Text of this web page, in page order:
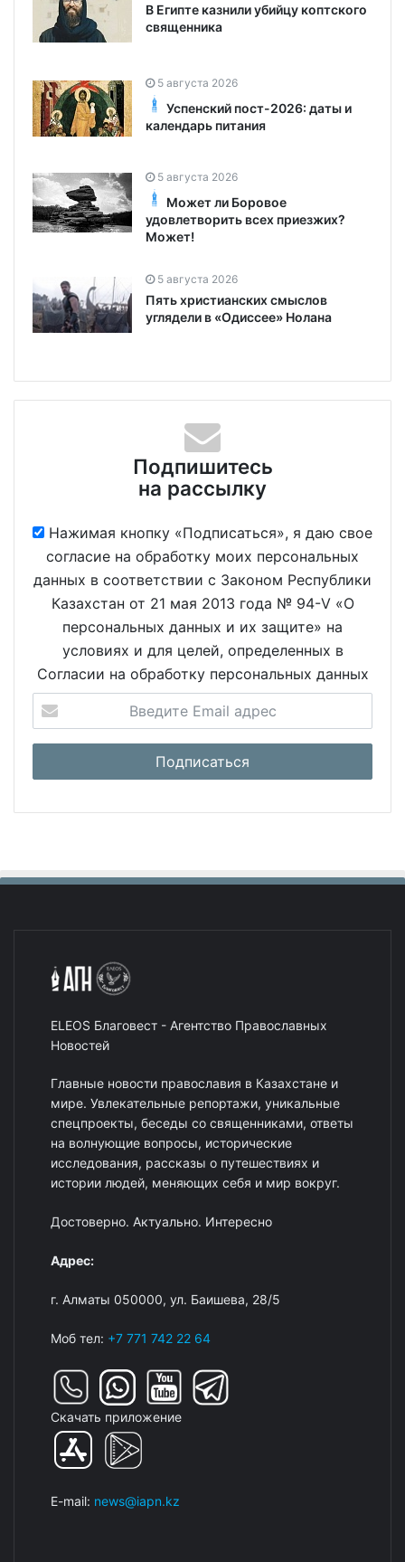
В Египте казнили убийцу коптского
священника
5 августа 2026
Успенский пост-2026: даты и
календарь питания
5 августа 2026
Может ли Боровое
удовлетворить всех приезжих?
Может!
5 августа 2026
Пять христианских смыслов
углядели в «Одиссее» Нолана
Подпишитесь
на рассылку
Нажимая кнопку «Подписаться», я даю свое
согласие на обработку моих персональных
данных в соответствии с Законом Республики
Казахстан от 21 мая 2013 года № 94-V «О
персональных данных и их защите» на
условиях и для целей, определенных в
Согласии на обработку персональных данных
ELEOS Благовест - Агентство Православных
Новостей
Главные новости православия в Казахстане и
мире. Увлекательные репортажи, уникальные
спецпроекты, беседы со священниками, ответы
на волнующие вопросы, исторические
исследования, рассказы о путешествиях и
истории людей, меняющих себя и мир вокруг.
Достоверно. Актуально. Интересно
Адрес:
г. Алматы 050000, ул. Баишева, 28/5
Моб тел: +7 771 742 22 64
Скачать приложение
E-mail: news@iapn.kz